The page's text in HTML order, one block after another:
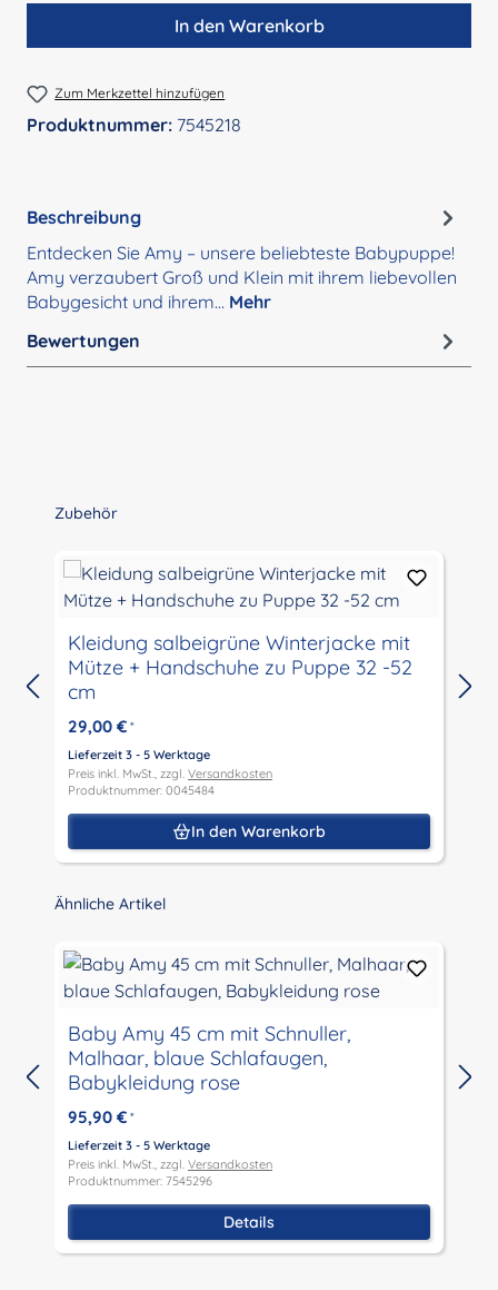
In den Warenkorb
Zum Merkzettel hinzufügen
Produktnummer: 7545218
Beschreibung
Entdecken Sie Amy – unsere beliebteste Babypuppe!
Amy verzaubert Groß und Klein mit ihrem liebevollen
Babygesicht und ihrem… Mehr
Bewertungen
Produktgalerie überspringen
Zubehör
Kleidung salbeigrüne Winterjacke mit
Mütze + Handschuhe zu Puppe 32 -52
cm
29,00 € *
Lieferzeit 3 - 5 Werktage
Preis inkl. MwSt., zzgl. Versandkosten
Produktnummer: 0045484
In den Warenkorb
Produktgalerie überspringen
Ähnliche Artikel
Baby Amy 45 cm mit Schnuller,
Malhaar, blaue Schlafaugen,
Babykleidung rose
95,90 € *
Lieferzeit 3 - 5 Werktage
Preis inkl. MwSt., zzgl. Versandkosten
Produktnummer: 7545296
Details